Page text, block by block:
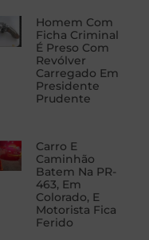
Homem Com
Ficha Criminal
É Preso Com
Revólver
Carregado Em
Presidente
Prudente
Carro E
Caminhão
Batem Na PR-
463, Em
Colorado, E
Motorista Fica
Ferido